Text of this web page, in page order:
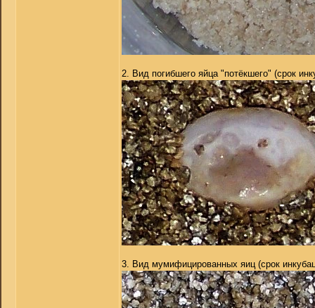
2. Вид погибшего яйца "потёкшего" (срок
3. Вид мумифицированных яиц (срок